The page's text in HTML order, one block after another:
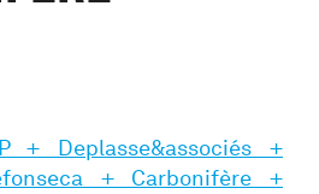
+ Deplasse&associés +
+ Carbonifère +